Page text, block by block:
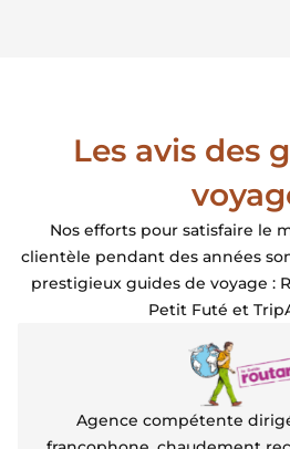
Les avis des
Nos efforts pour satisfaire le
clientèle pendant des années
prestigieux guides de voyage :
Petit Futé et
Agence compétente